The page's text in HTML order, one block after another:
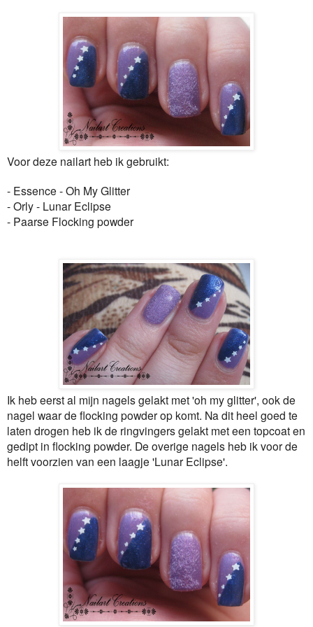
Voor deze nailart heb ik gebruikt:
- Essence - Oh My Glitter
- Orly - Lunar Eclipse
- Paarse Flocking powder
Ik heb eerst al mijn nagels gelakt met 'oh my glitter', ook de
nagel waar de flocking powder op komt. Na dit heel goed te
laten drogen heb ik de ringvingers gelakt met een topcoat en
gedipt in flocking powder. De overige nagels heb ik voor de
helft voorzien van een laagje 'Lunar Eclipse'.